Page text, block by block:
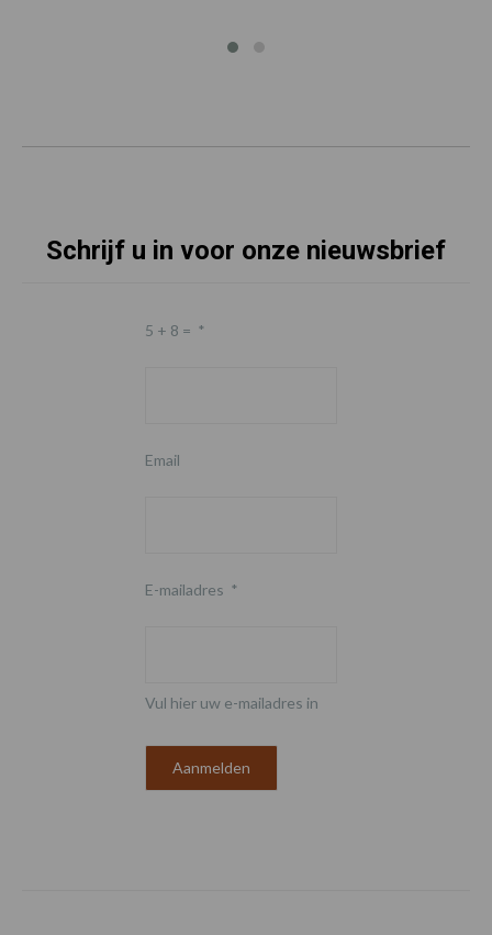
Schrijf u in voor onze nieuwsbrief
5 + 8 = *
Email
E-mailadres *
Vul hier uw e-mailadres in